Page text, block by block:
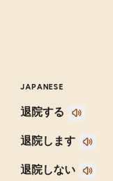
JAPANESE
退院する
退院します
退院しない